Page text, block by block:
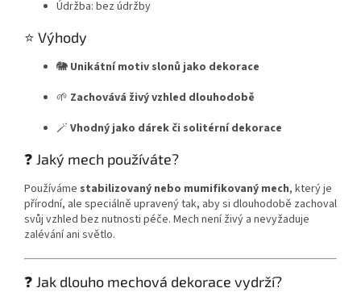
Údržba: bez údržby
⭐ Výhody
🐘 Unikátní motiv slonů jako dekorace
🌱 Zachovává živý vzhled dlouhodobě
🪄 Vhodný jako dárek či solitérní dekorace
❓ Jaký mech používáte?
Používáme stabilizovaný nebo mumifikovaný mech, který je
přírodní, ale speciálně upravený tak, aby si dlouhodobě zachoval
svůj vzhled bez nutnosti péče. Mech není živý a nevyžaduje
zalévání ani světlo.
❓ Jak dlouho mechová dekorace vydrží?